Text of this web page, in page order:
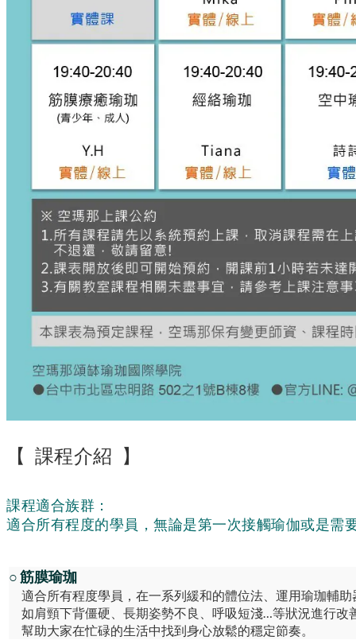
【 課程介紹 】
課程適合族群：
適合所有程度的學員，無論是第一次接觸瑜伽或是需
○筋膜瑜珈
適合所有程度學員，在一系列緩和的體位法、運用瑜珈輔
如肩頸下背僵硬、長期姿勢不良、呼吸短淺…等狀況進行改
幫助大家在忙碌的生活中找到身心放鬆的穩定節奏。